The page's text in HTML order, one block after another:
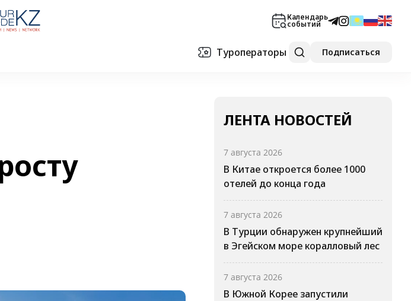
Календарь
событий
Туроператоры Подписаться
ЛЕНТА НОВОСТЕЙ
7 августа 2026
В Китае откроется более 1000
отелей до конца года
7 августа 2026
В Турции обнаружен крупнейший
в Эгейском море коралловый лес
7 августа 2026
В Южной Корее запустили